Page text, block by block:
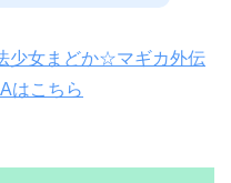
少女まどか☆マギカ外伝
はこちら